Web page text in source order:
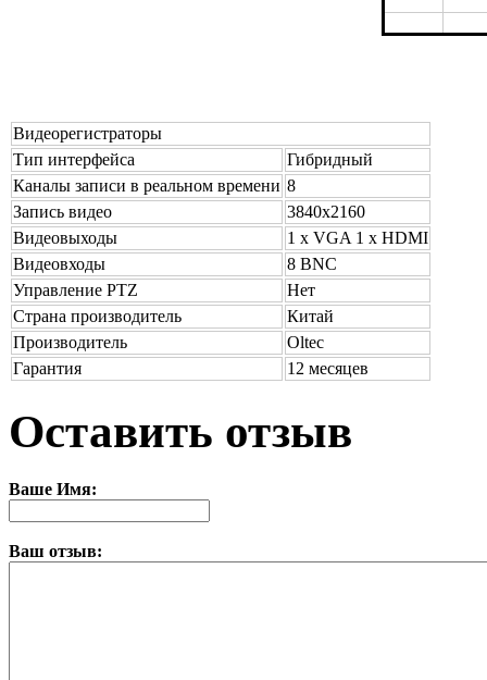
Видеорегистраторы
Тип интерфейса
Гибридный
Каналы записи в реальном времени 8
Запись видео
3840x2160
Видеовыходы
1 х VGA 1 х HDMI
Видеовходы
8 BNC
Управление PTZ
Нет
Страна производитель
Китай
Производитель
Oltec
Гарантия
12 месяцев
Оставить отзыв
Ваше Имя:
Ваш отзыв: